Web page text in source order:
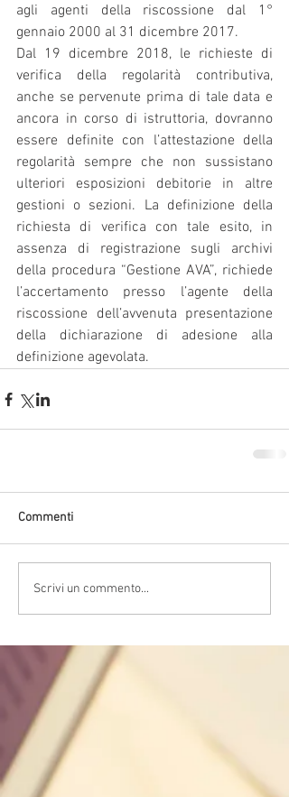
agli agenti della riscossione dal 1°
gennaio 2000 al 31 dicembre 2017.
Dal 19 dicembre 2018, le richieste di
verifica della regolarità contributiva,
anche se pervenute prima di tale data e
ancora in corso di istruttoria, dovranno
essere definite con l’attestazione della
regolarità sempre che non sussistano
ulteriori esposizioni debitorie in altre
gestioni o sezioni. La definizione della
richiesta di verifica con tale esito, in
assenza di registrazione sugli archivi
della procedura “Gestione AVA”, richiede
l’accertamento presso l’agente della
riscossione dell’avvenuta presentazione
della dichiarazione di adesione alla
definizione agevolata.
Commenti
Scrivi un commento...